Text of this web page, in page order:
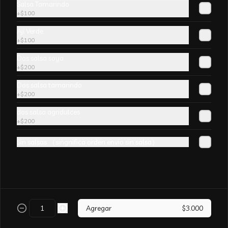
champiñones y surtido de verduras. sin
Arroz Chaufán CURRY
+$100
+$100
+$200
+$200
+$200
Agregar $3.000